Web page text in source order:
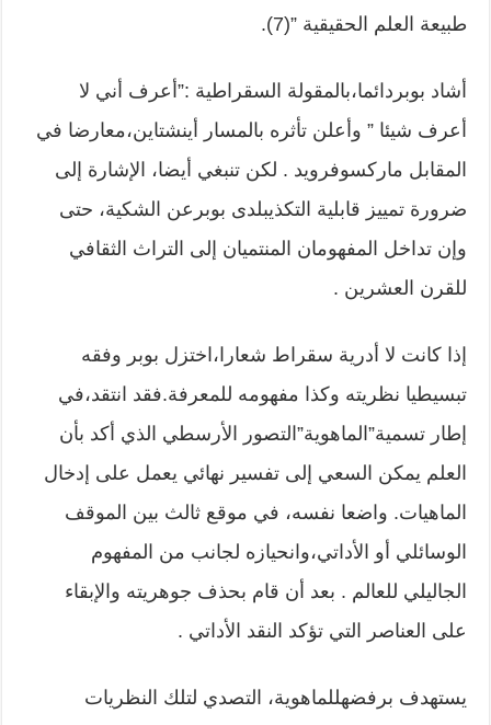
طبيعة العلم الحقيقية ”(7).
أشاد بوبردائما،بالمقولة السقراطية :”أعرف أني لا
أعرف شيئا ” وأعلن تأثره بالمسار أينشتاين،معارضا في
المقابل ماركسوفرويد . لكن تنبغي أيضا، الإشارة إلى
ضرورة تمييز قابلية التكذيبلدى بوبرعن الشكية، حتى
وإن تداخل المفهومان المنتميان إلى التراث الثقافي
للقرن العشرين .
إذا كانت لا أدرية سقراط شعارا،اختزل بوبر وفقه
تبسيطيا نظريته وكذا مفهومه للمعرفة.فقد انتقد،في
إطار تسمية”الماهوية”التصور الأرسطي الذي أكد بأن
العلم يمكن السعي إلى تفسير نهائي يعمل على إدخال
الماهيات. واضعا نفسه، في موقع ثالث بين الموقف
الوسائلي أو الأداتي،وانحيازه لجانب من المفهوم
الجاليلي للعالم . بعد أن قام بحذف جوهريته والإبقاء
على العناصر التي تؤكد النقد الأداتي .
يستهدف برفضهللماهوية، التصدي لتلك النظريات